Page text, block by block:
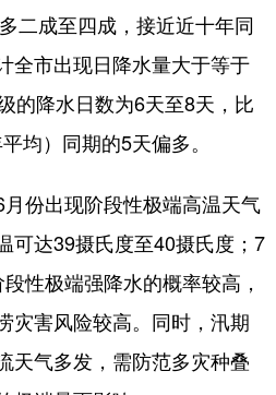
投教基地
上海 江苏
福建 江西
湖北 湖南
海南 重庆
二成至四成，接近近十年同
全市出现日降水量大于等于
的降水日数为6天至8天，比
均）同期的5天偏多。
份出现阶段性极端高温天气
可达39摄氏度至40摄氏度；7
性极端强降水的概率较高，
灾害风险较高。同时，汛期
天气多发，需防范多灾种叠